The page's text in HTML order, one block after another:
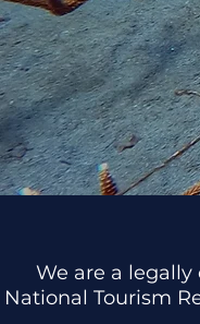
We are a
National Tourism